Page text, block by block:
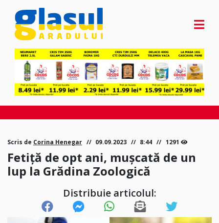
Scris de Corina Henegar 09.09.2023 8:44 1291
Fetiţă de opt ani, muşcată de un
lup la Grădina Zoologică
Distribuie articolul: